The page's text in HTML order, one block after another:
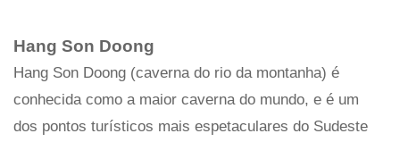
Hang Son Doong
Hang Son Doong (caverna do rio da montanha) é
conhecida como a maior caverna do mundo, e é um
dos pontos turísticos mais espetaculares do Sudeste